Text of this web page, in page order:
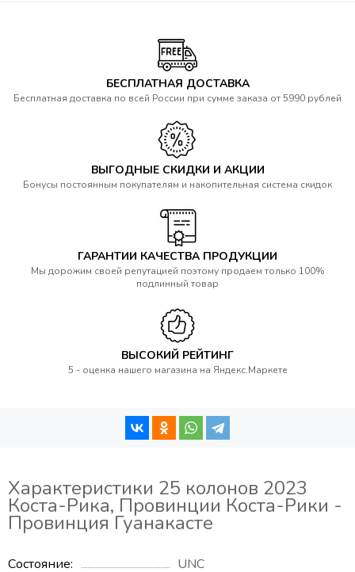
БЕСПЛАТНАЯ ДОСТАВКА
Бесплатная доставка по всей России при сумме заказа от 5990 рублей
ВЫГОДНЫЕ СКИДКИ И АКЦИИ
Бонусы постоянным покупателям и накопительная система скидок
ГАРАНТИИ КАЧЕСТВА ПРОДУКЦИИ
Мы дорожим своей репутацией поэтому продаем только 100%
подлинный товар
ВЫСОКИЙ РЕЙТИНГ
5 - оценка нашего магазина на Яндекс.Маркете
Характеристики 25 колонов 2023
Коста-Рика, Провинции Коста-Рики -
Провинция Гуанакасте
Состояние UNC